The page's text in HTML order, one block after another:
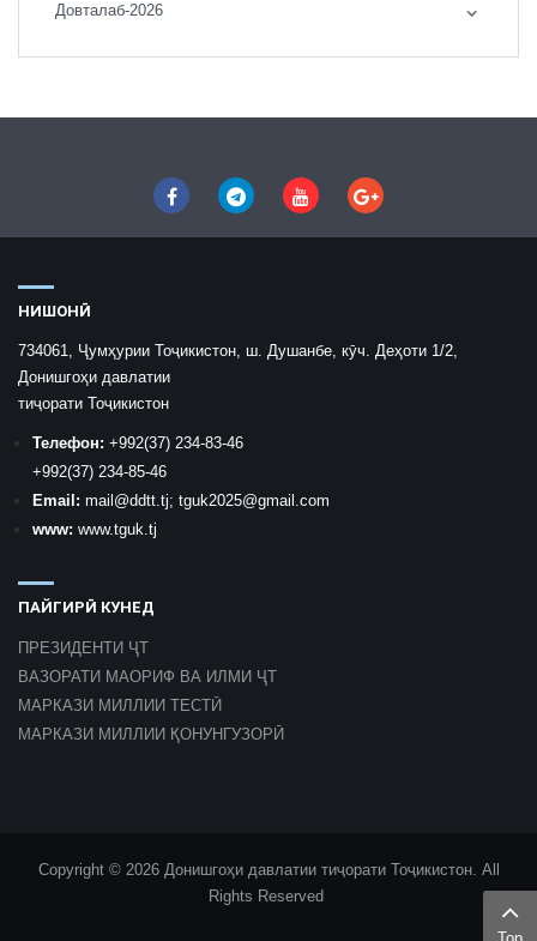
Довталаб-2026
НИШОНӢ
734061, Ҷумҳурии Тоҷикистон, ш. Душанбе, кӯч. Деҳоти 1/2,
Донишгоҳи давлатии
тиҷорати Тоҷикистон
Телефон: +992(37) 234-83-46
+992(37) 234-85-46
Email: mail @ddtt.tj; tguk2025@gmail.com
www: www.tguk.tj
ПАЙГИРӢ КУНЕД
ПРЕЗИДЕНТИ ҶТ
ВАЗОРАТИ МАОРИФ ВА ИЛМИ ҶТ
МАРКАЗИ МИЛЛИИ ТЕСТӢ
МАРКАЗИ МИЛЛИИ ҚОНУНГУЗОРӢ
Copyright © 2026 Донишгоҳи давлатии тиҷорати Тоҷикистон. All
Rights Reserved